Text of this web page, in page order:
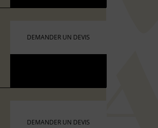
DEMANDER UN DEVIS
DEMANDER UN DEVIS